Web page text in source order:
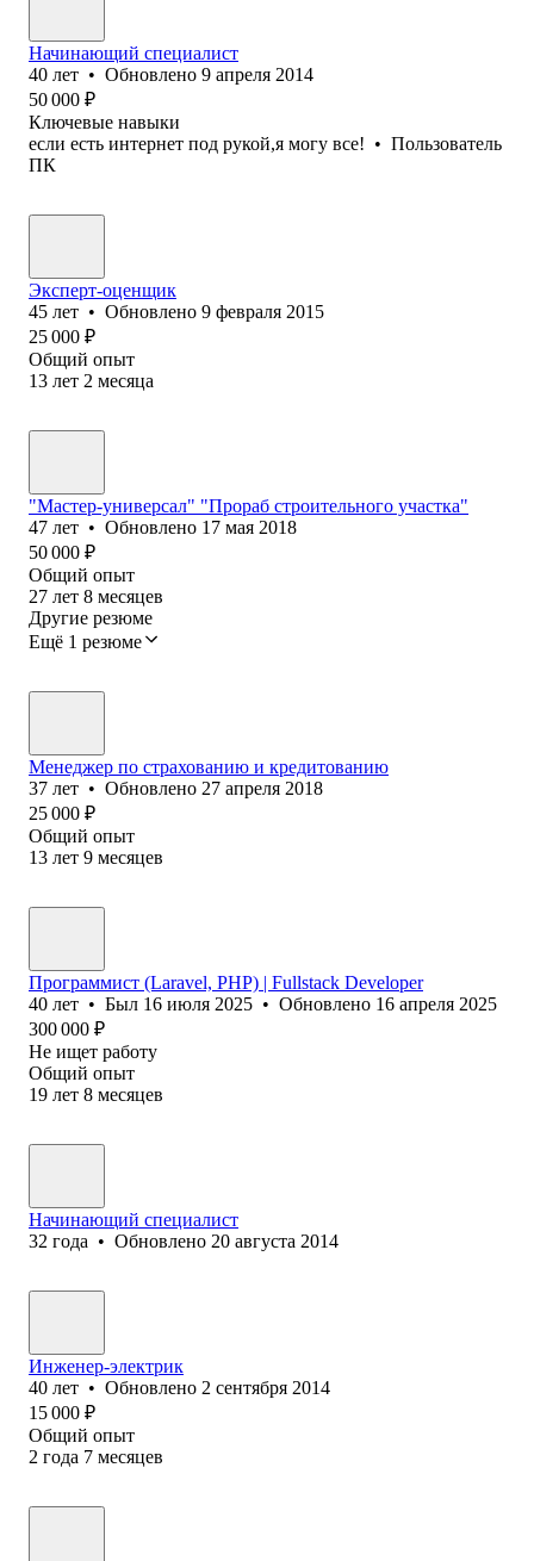
Начинающий специалист
40 лет • Обновлено 9 апреля 2014
50 000 ₽
Ключевые навыки
если есть интернет под рукой,я могу все! • Пользователь
ПК
Эксперт-оценщик
45 лет • Обновлено 9 февраля 2015
25 000 ₽
Общий опыт
13 лет 2 месяца
"Мастер-универсал" "Прораб строительного участка"
47 лет • Обновлено 17 мая 2018
50 000 ₽
Общий опыт
27 лет 8 месяцев
Другие резюме
Ещё 1 резюме
Менеджер по страхованию и кредитованию
37 лет • Обновлено 27 апреля 2018
25 000 ₽
Общий опыт
13 лет 9 месяцев
Программист (Laravel, PHP) | Fullstack Developer
40 лет • Был 16 июля 2025 • Обновлено 16 апреля 2025
300 000 ₽
Не ищет работу
Общий опыт
19 лет 8 месяцев
Начинающий специалист
32 года • Обновлено 20 августа 2014
Инженер-электрик
40 лет • Обновлено 2 сентября 2014
15 000 ₽
Общий опыт
2 года 7 месяцев